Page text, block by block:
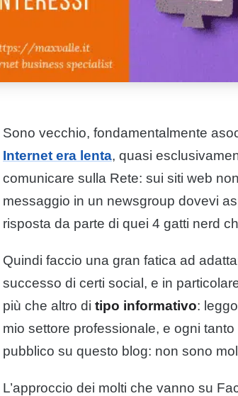
Sono vecchio, fondamentalmente
Internet era lenta, quasi
comunicare sulla Rete: sui siti web
messaggio in un newsgroup dovevi
risposta da parte di quei 4 gatti nerd
Quindi faccio una gran fatica ad
successo di certi social, e in
più che altro di tipo informativo:
mio settore professionale, e ogni
pubblico su questo blog: non sono
L’approccio dei molti che vanno su